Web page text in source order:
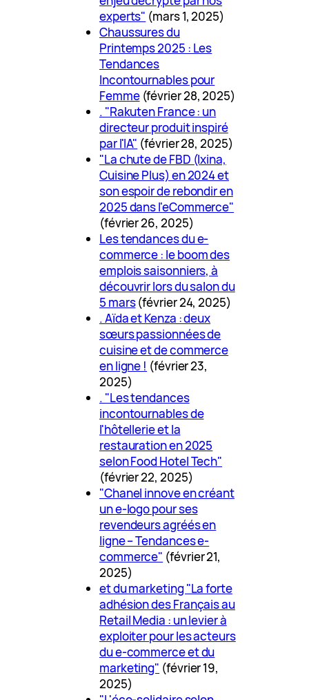
experts" (mars 1, 2025)
Chaussures du
Printemps 2025 : Les
Tendances
Incontournables pour
Femme (février 28, 2025)
. "Rakuten France : un
directeur produit inspiré
par l'IA" (février 28, 2025)
"La chute de FBD (Ixina,
Cuisine Plus) en 2024 et
son espoir de rebondir en
2025 dans l'eCommerce"
(février 26, 2025)
Les tendances du e-
commerce : le boom des
emplois saisonniers, à
découvrir lors du salon du
5 mars(février 24, 2025)
. Aïda et Kenza : deux
sœurs passionnées de
cuisine et de commerce
en ligne ! (février 23,
2025)
. "Les tendances
incontournables de
l'hôtellerie et la
restauration en 2025
selon Food Hotel Tech"
(février 22, 2025)
"Chanel innove en créant
un e-logo pour ses
revendeurs agréés en
ligne – Tendances e-
commerce" (février 21,
2025)
et du marketing "La forte
adhésion des Français au
Retail Media : un levier à
exploiter pour les acteurs
du e-commerce et du
marketing" (février 19,
2025)